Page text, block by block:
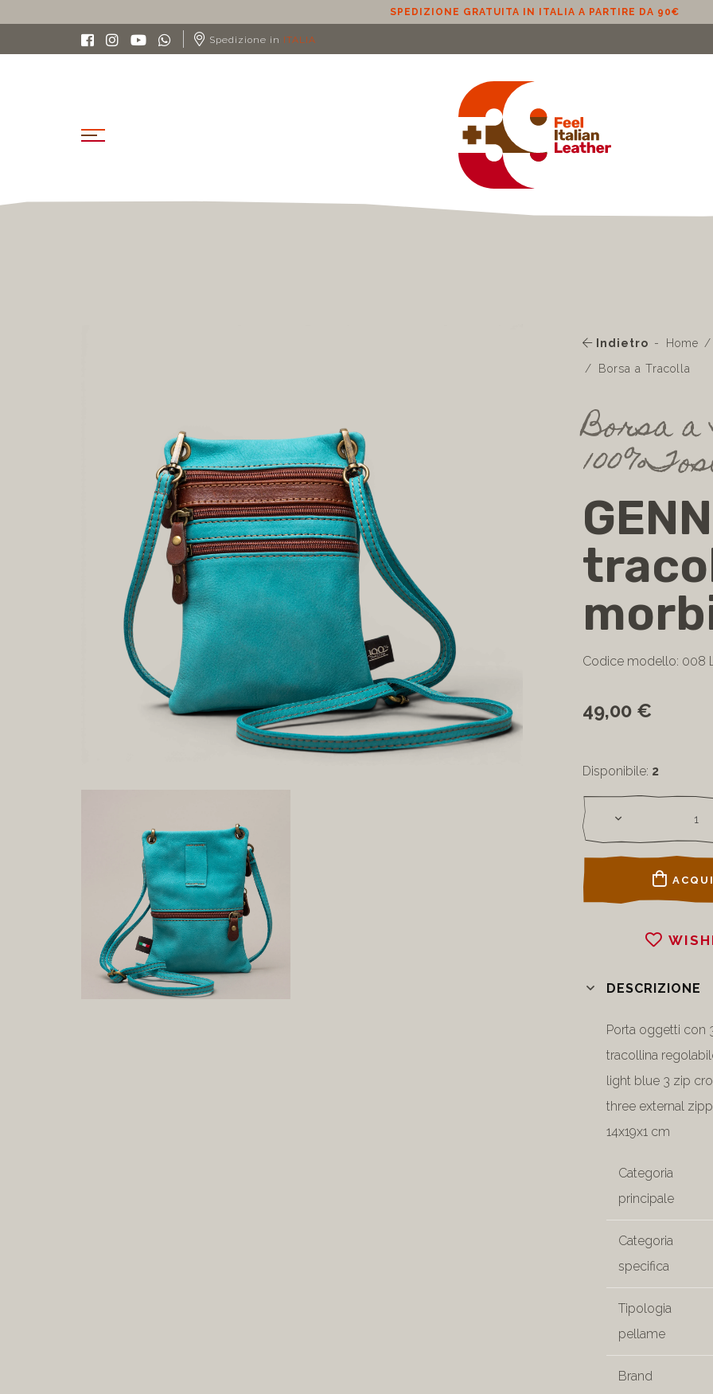
SPEDIZIONE GRATUITA IN ITALIA A PARTIRE DA 90€
Spedizione in ITALIA
Indietro
Home
Borsa a Tracolla
Borsa
Codice modello: 008
49,00 €
Disponibile: 2
DESCRIZIONE
Porta oggetti con
tracollina
light blue 3 zip
three external
14x19x1 cm
Categoria
principale
Categoria
specifica
Tipologia
pellame
Brand